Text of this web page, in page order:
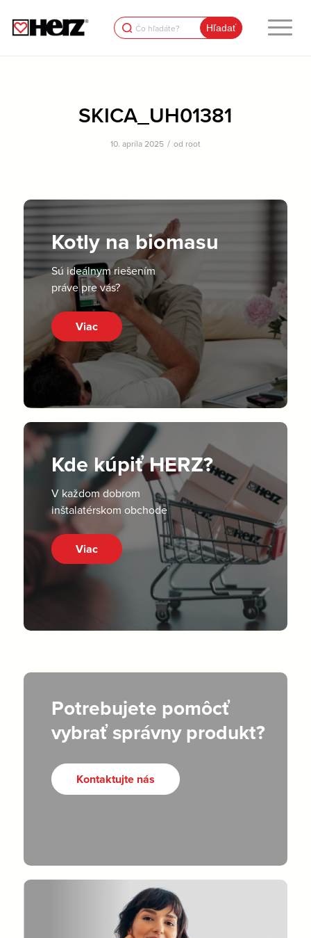
Search
for:
SKICA_UH01381
10. apríla 2025 / od root
Kotly na biomasu
Sú ideálnym riešením
práve pre vás?
Viac
Kde kúpiť HERZ?
V každom dobrom
inštalatérskom obchode
Viac
Potrebujete pomôcť
vybrať správny produkt?
Kontaktujte nás